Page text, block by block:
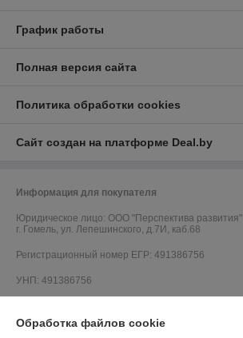
График работы
Полная версия сайта
Политика обработки cookies
Сайт создан на платформе Deal.by
Информация для покупателя
Юридическое лицо: ООО "Перспектива развития"
г. Гомель, ул. Лепешинского, д.7И, каб.68
Регистрационный номер ЕГР: 491386756
УНП: 491386756
комитет
Обработка файлов cookie